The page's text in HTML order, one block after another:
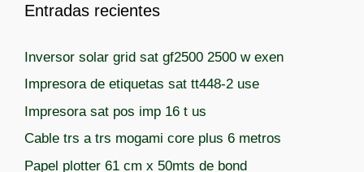
Entradas recientes
Inversor solar grid sat gf2500 2500 w exen
Impresora de etiquetas sat tt448-2 use
Impresora sat pos imp 16 t us
Cable trs a trs mogami core plus 6 metros
Papel plotter 61 cm x 50mts de bond